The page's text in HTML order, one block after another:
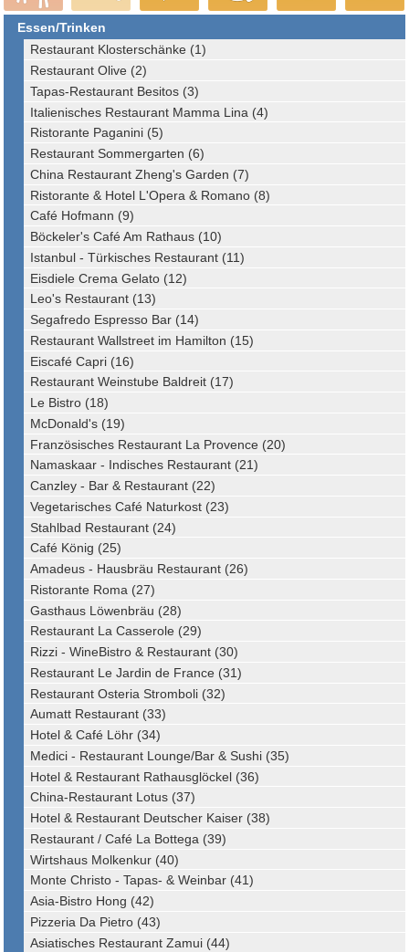
Essen/Trinken
Restaurant Klosterschänke (1)
Restaurant Olive (2)
Tapas-Restaurant Besitos (3)
Italienisches Restaurant Mamma Lina (4)
Ristorante Paganini (5)
Restaurant Sommergarten (6)
China Restaurant Zheng's Garden (7)
Ristorante & Hotel L'Opera & Romano (8)
Café Hofmann (9)
Böckeler's Café Am Rathaus (10)
Istanbul - Türkisches Restaurant (11)
Eisdiele Crema Gelato (12)
Leo's Restaurant (13)
Segafredo Espresso Bar (14)
Restaurant Wallstreet im Hamilton (15)
Eiscafé Capri (16)
Restaurant Weinstube Baldreit (17)
Le Bistro (18)
McDonald's (19)
Französisches Restaurant La Provence (20)
Namaskaar - Indisches Restaurant (21)
Canzley - Bar & Restaurant (22)
Vegetarisches Café Naturkost (23)
Stahlbad Restaurant (24)
Café König (25)
Amadeus - Hausbräu Restaurant (26)
Ristorante Roma (27)
Gasthaus Löwenbräu (28)
Restaurant La Casserole (29)
Rizzi - WineBistro & Restaurant (30)
Restaurant Le Jardin de France (31)
Restaurant Osteria Stromboli (32)
Aumatt Restaurant (33)
Hotel & Café Löhr (34)
Medici - Restaurant Lounge/Bar & Sushi (35)
Hotel & Restaurant Rathausglöckel (36)
China-Restaurant Lotus (37)
Hotel & Restaurant Deutscher Kaiser (38)
Restaurant / Café La Bottega (39)
Wirtshaus Molkenkur (40)
Monte Christo - Tapas- & Weinbar (41)
Asia-Bistro Hong (42)
Pizzeria Da Pietro (43)
Asiatisches Restaurant Zamui (44)